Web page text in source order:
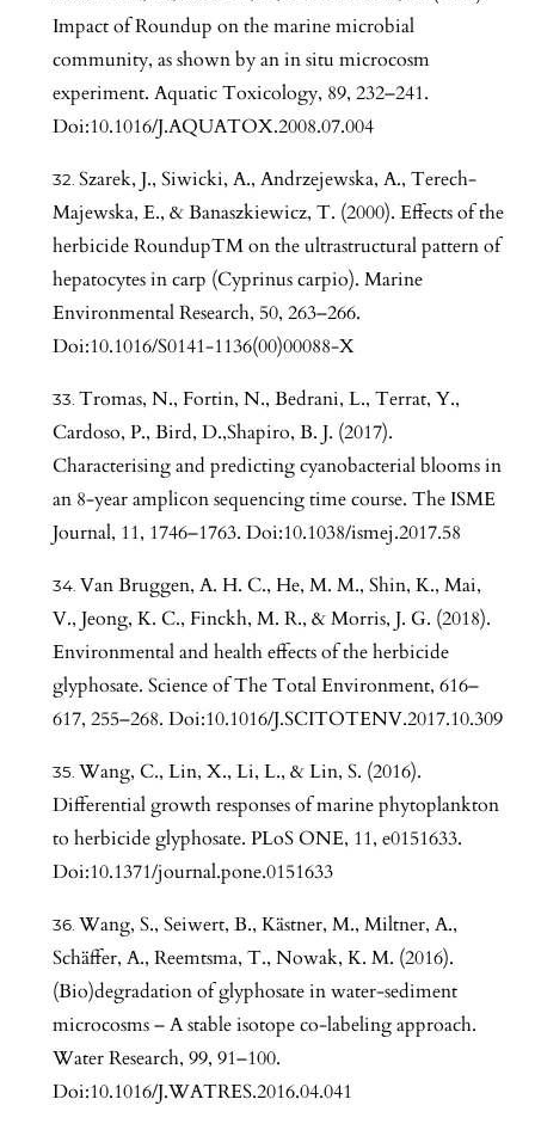
Impact of Roundup on the marine microbial
community, as shown by an in situ microcosm
experiment. Aquatic Toxicology, 89, 232–241.
Doi:10.1016/J.AQUATOX.2008.07.004
Szarek, J., Siwicki, A., Andrzejewska, A., Terech-
Majewska, E., & Banaszkiewicz, T. (2000). Effects of the
herbicide RoundupTM on the ultrastructural pattern of
hepatocytes in carp (Cyprinus carpio). Marine
Environmental Research, 50, 263–266.
Doi:10.1016/S0141-1136(00)00088-X
Tromas, N., Fortin, N., Bedrani, L., Terrat, Y.,
Cardoso, P., Bird, D.,Shapiro, B. J. (2017).
Characterising and predicting cyanobacterial blooms in
an 8-year amplicon sequencing time course. The ISME
Journal, 11, 1746–1763. Doi:10.1038/ismej.2017.58
Van Bruggen, A. H. C., He, M. M., Shin, K., Mai,
V., Jeong, K. C., Finckh, M. R., & Morris, J. G. (2018).
Environmental and health effects of the herbicide
glyphosate. Science of The Total Environment, 616–
617, 255–268. Doi:10.1016/J.SCITOTENV.2017.10.309
Wang, C., Lin, X., Li, L., & Lin, S. (2016).
Differential growth responses of marine phytoplankton
to herbicide glyphosate. PLoS ONE, 11, e0151633.
Doi:10.1371/journal.pone.0151633
Wang, S., Seiwert, B., Kästner, M., Miltner, A.,
Schäffer, A., Reemtsma, T., Nowak, K. M. (2016).
(Bio)degradation of glyphosate in water-sediment
microcosms – A stable isotope co-labeling approach.
Water Research, 99, 91–100.
Doi:10.1016/J.WATRES.2016.04.041